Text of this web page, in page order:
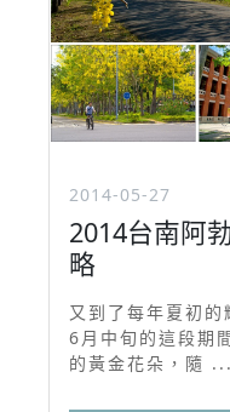
2014-05-27
2014台南阿
略
又到了每年夏初
6月中旬的這段期
的黃金花朵，隨 ...